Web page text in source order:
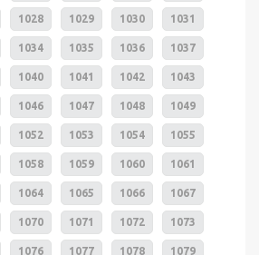
1028 1029 1030 1031
1034 1035 1036 1037
1040 1041 1042 1043
1046 1047 1048 1049
1052 1053 1054 1055
1058 1059 1060 1061
1064 1065 1066 1067
1070 1071 1072 1073
1076 1077 1078 1079